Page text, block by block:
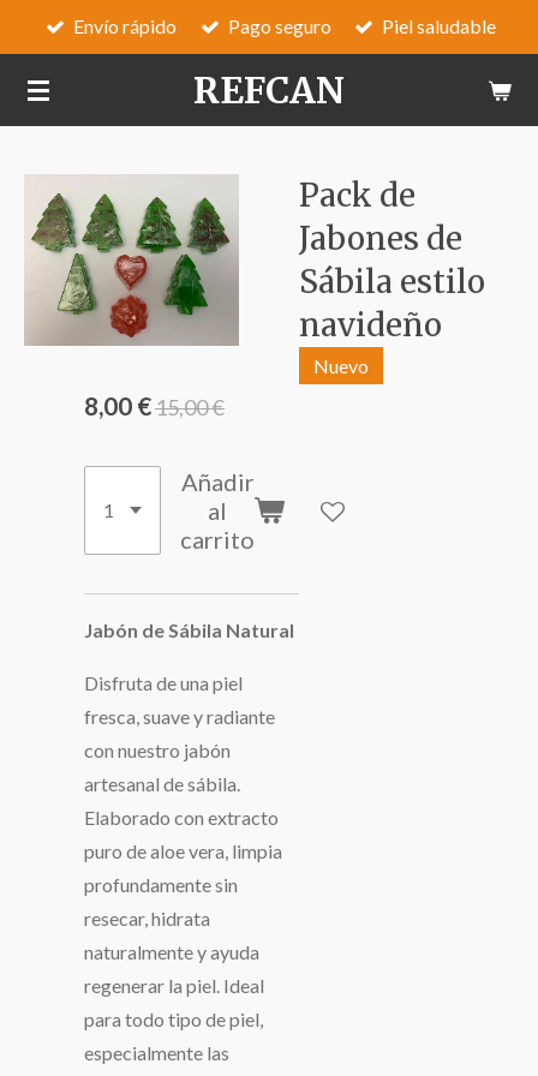
al
contenido
principal
REFCAN
Envío rápido Pago seguro Piel saludable
Pack de
Jabones de
Sábila estilo
navideño
Nuevo
8,00 €15,00 €
Añadir
al
carrito
Jabón de Sábila Natural
Disfruta de una piel
fresca, suave y radiante
con nuestro jabón
artesanal de sábila.
Elaborado con extracto
puro de aloe vera, limpia
profundamente sin
resecar, hidrata
naturalmente y ayuda
regenerar la piel. Ideal
para todo tipo de piel,
especialmente las